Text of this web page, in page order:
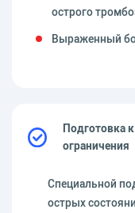
острого
Выраженный
Подготовка
ограничения
Специальной
острых